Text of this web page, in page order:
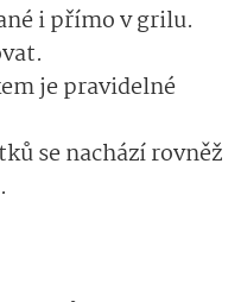
i přímo v grilu.
je pravidelné
se nachází rovněž